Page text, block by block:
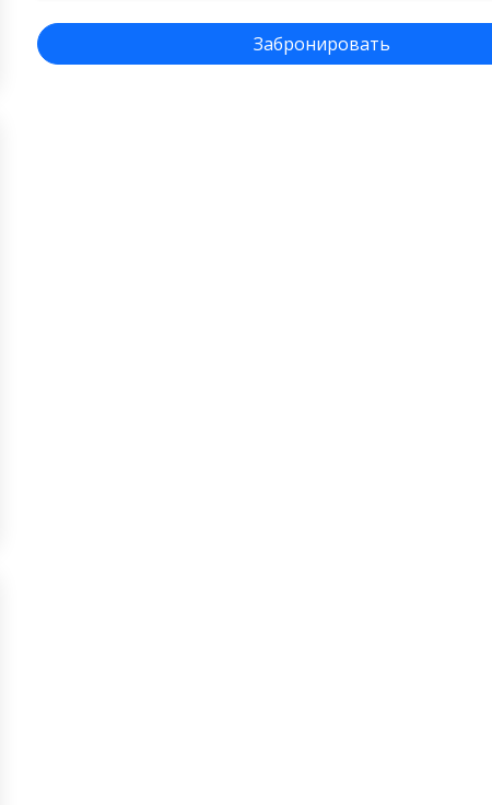
Забронировать